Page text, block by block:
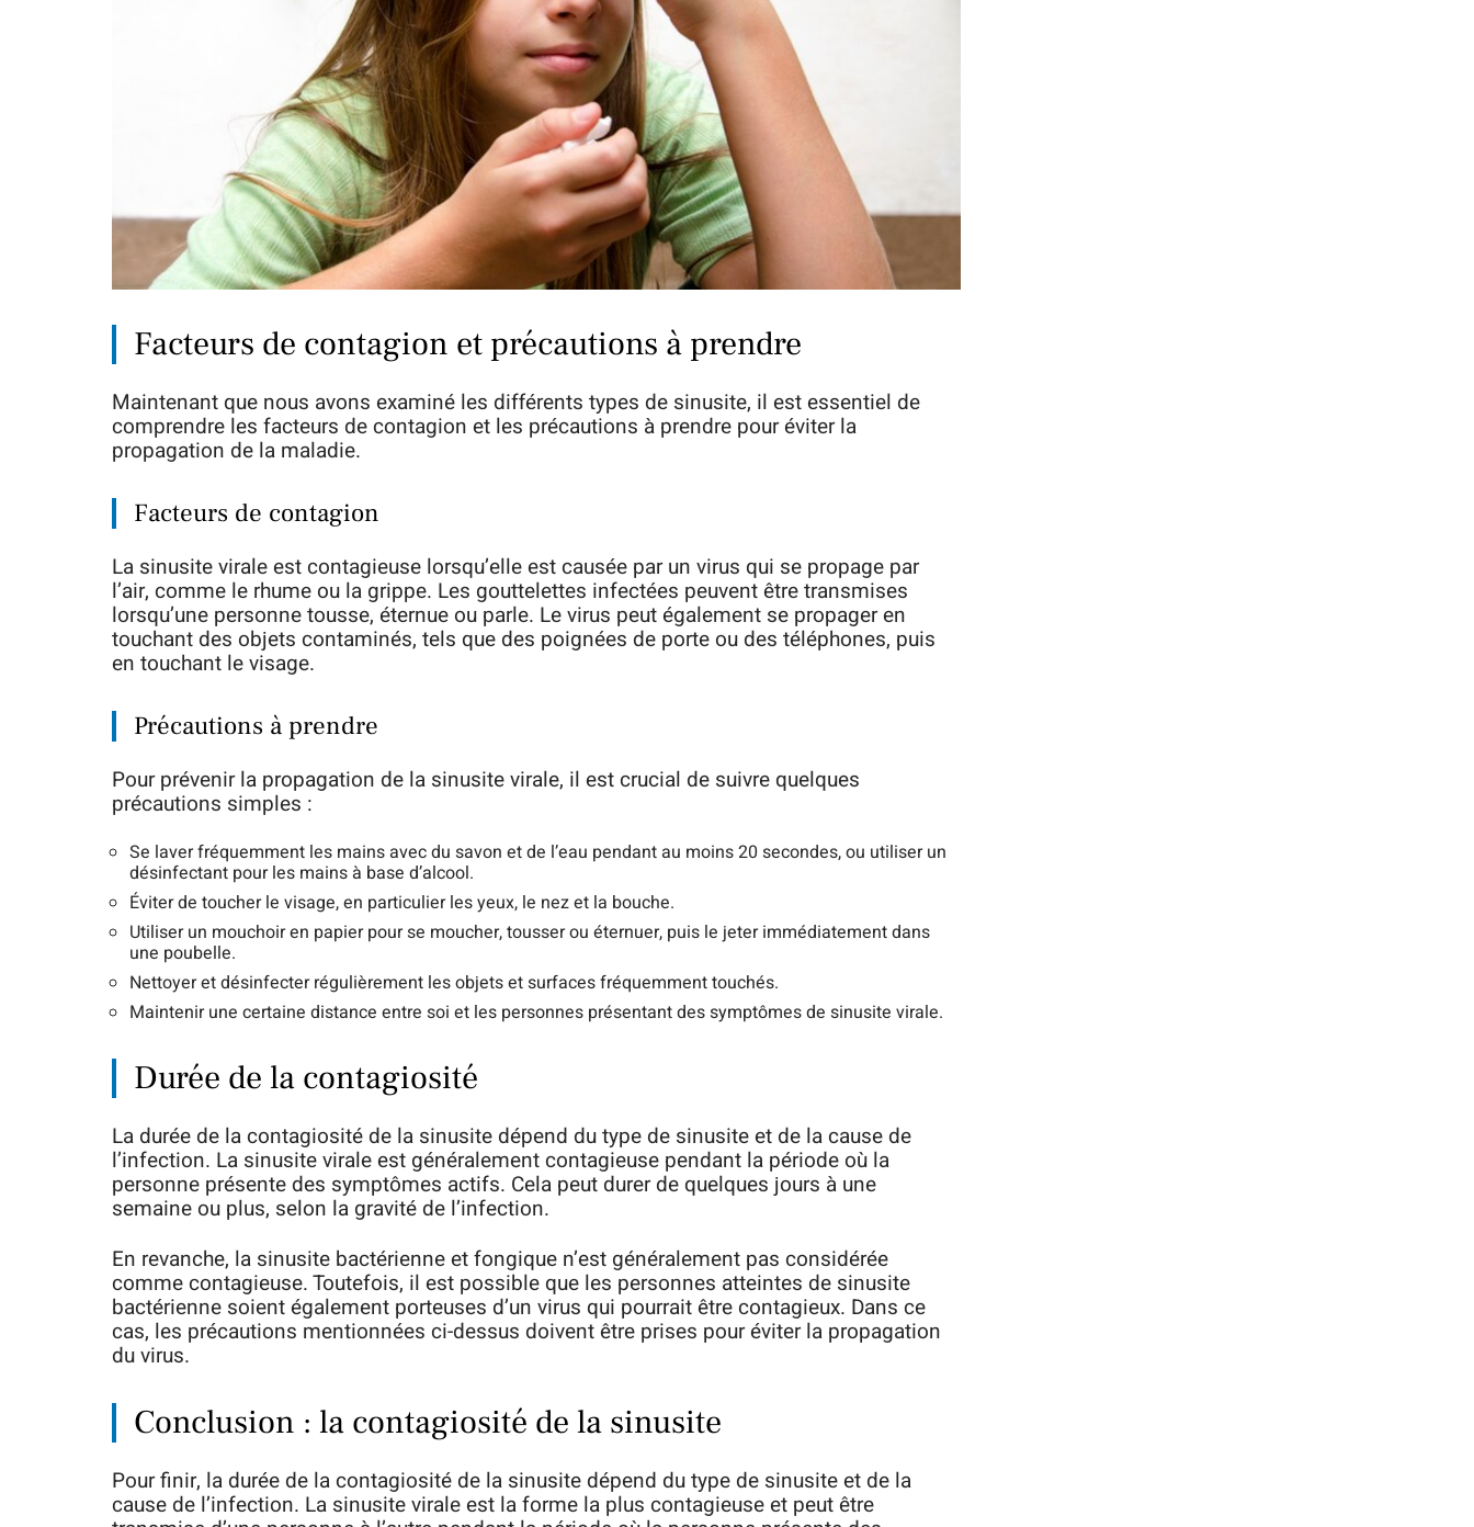
Facteurs de contagion et précautions à prendre
Maintenant que nous avons examiné les différents types de sinusite, il est essentiel de
comprendre les facteurs de contagion et les précautions à prendre pour éviter la
propagation de la maladie.
Facteurs de contagion
La sinusite virale est contagieuse lorsqu’elle est causée par un virus qui se propage par
l’air, comme le rhume ou la grippe. Les gouttelettes infectées peuvent être transmises
lorsqu’une personne tousse, éternue ou parle. Le virus peut également se propager en
touchant des objets contaminés, tels que des poignées de porte ou des téléphones, puis
en touchant le visage.
Précautions à prendre
Pour prévenir la propagation de la sinusite virale, il est crucial de suivre quelques
précautions simples :
Se laver fréquemment les mains avec du savon et de l’eau pendant au moins 20 secondes, ou utiliser un
désinfectant pour les mains à base d’alcool.
Éviter de toucher le visage, en particulier les yeux, le nez et la bouche.
Utiliser un mouchoir en papier pour se moucher, tousser ou éternuer, puis le jeter immédiatement dans
une poubelle.
Nettoyer et désinfecter régulièrement les objets et surfaces fréquemment touchés.
Maintenir une certaine distance entre soi et les personnes présentant des symptômes de sinusite virale.
Durée de la contagiosité
La durée de la contagiosité de la sinusite dépend du type de sinusite et de la cause de
l’infection. La sinusite virale est généralement contagieuse pendant la période où la
personne présente des symptômes actifs. Cela peut durer de quelques jours à une
semaine ou plus, selon la gravité de l’infection.
En revanche, la sinusite bactérienne et fongique n’est généralement pas considérée
comme contagieuse. Toutefois, il est possible que les personnes atteintes de sinusite
bactérienne soient également porteuses d’un virus qui pourrait être contagieux. Dans ce
cas, les précautions mentionnées ci-dessus doivent être prises pour éviter la propagation
du virus.
Conclusion : la contagiosité de la sinusite
Pour finir, la durée de la contagiosité de la sinusite dépend du type de sinusite et de la
cause de l’infection. La sinusite virale est la forme la plus contagieuse et peut être